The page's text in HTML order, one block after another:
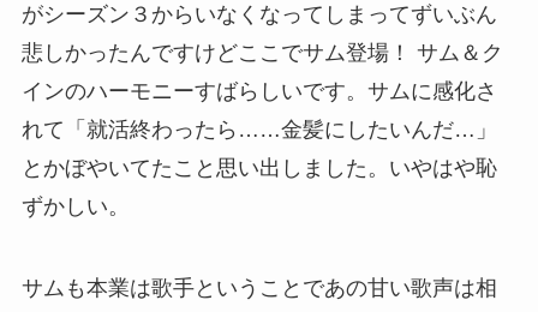
がシーズン３からいなくなってしまってずいぶん
悲しかったんですけどここでサム登場！ サム＆ク
インのハーモニーすばらしいです。サムに感化さ
れて「就活終わったら……金髪にしたいんだ…」
とかぼやいてたこと思い出しました。いやはや恥
ずかしい。
サムも本業は歌手ということであの甘い歌声は相